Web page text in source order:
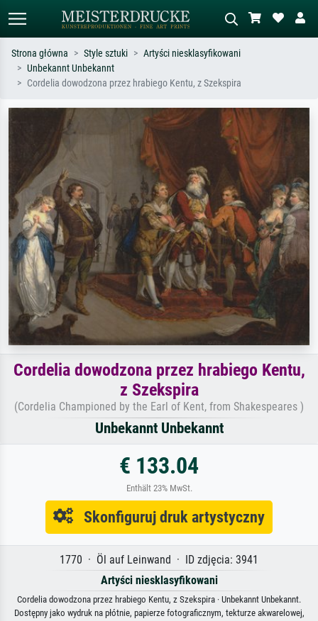
Wyszukiwanie standardowe Wyszukiwanie obrazów AI
Monet, Gwiaździsta noc,
impresjonizm, fala Hokusaia, akt.
abstrakcja z czerwienią, ciemny olej,
stojący akt obok drzewa.
Strona główna Style sztuki
Artyści niesklasyfikowani
Unbekannt Unbekannt
Cordelia dowodzona przez hrabiego Kentu, z Szekspira
Cordelia dowodzona przez hrabiego Kentu,
z Szekspira
(Cordelia Championed by the Earl of Kent, from Shakespeares )
Unbekannt Unbekannt
€ 133.04
Enthält 23% MwSt.
Skonfiguruj druk artystyczny
1770 · Öl auf Leinwand · ID zdjęcia: 3941
Artyści niesklasyfikowani
Cordelia dowodzona przez hrabiego Kentu, z Szekspira · Unbekannt Unbekannt.
Dostępny jako wydruk na płótnie, papierze fotograficznym, tekturze akwarelowej,